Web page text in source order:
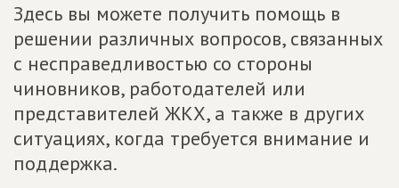
Здесь вы можете получить помощь в
решении различных вопросов, связанных
с несправедливостью со стороны
чиновников, работодателей или
представителей ЖКХ, а также в других
ситуациях, когда требуется внимание и
поддержка.